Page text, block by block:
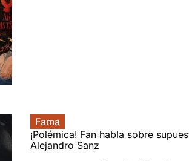
Fama
¡Polémica! Fan habla sobre
Alejandro Sanz